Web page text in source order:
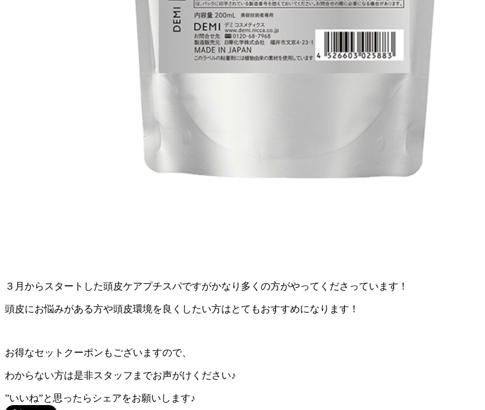
３月からスタートした頭皮ケアプチスパですがかなり多くの方がやってくださっています！
頭皮にお悩みがある方や頭皮環境を良くしたい方はとてもおすすめになります！
お得なセットクーポンもございますので、
わからない方は是非スタッフまでお声がけください♪
”いいね”と思ったらシェアをお願いします♪